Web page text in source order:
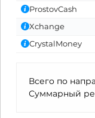
ProstovCash
Xchange
CrystalMoney
Всего по
Суммарный